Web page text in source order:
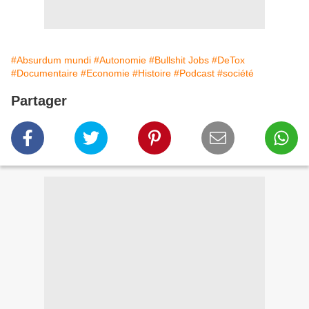
#Absurdum mundi #Autonomie #Bullshit Jobs #DeTox
#Documentaire #Economie #Histoire #Podcast #société
Partager